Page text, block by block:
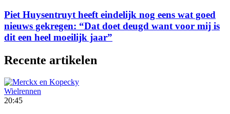
Piet Huysentruyt heeft eindelijk nog eens wat goed
nieuws gekregen: “Dat doet deugd want voor mij is
dit een heel moeilijk jaar”
Recente artikelen
Wielrennen
20:45